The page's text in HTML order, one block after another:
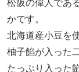
かです。
北海道産小豆を
柚子餡が入った
たっぷり入った